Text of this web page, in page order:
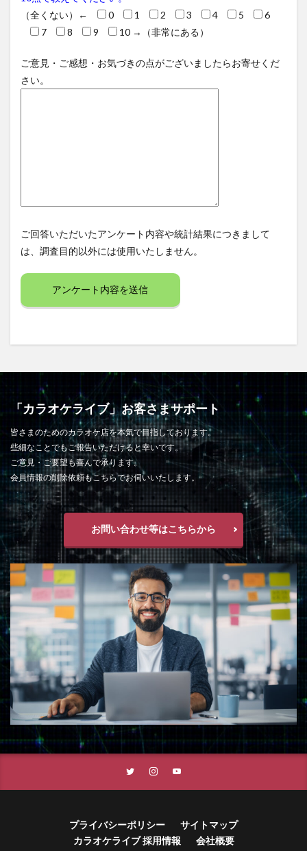
（全くない）←
0 1 2 3 4 5
6
7
8 9 10 →（非常にある）
ご意見・ご感想・お気づきの点がございましたらお寄せくだ
さい。
ご回答いただいたアンケート内容や統計結果につきまして
は、調査目的以外には使用いたしません。
「カラオケライブ」お客さまサポート
皆さまのためのカラオケ店を本気で目指しております。
些細なことでもご報告いただけると幸いです。
ご意見・ご要望も喜んで承ります。
会員情報の削除依頼もこちらでお伺いいたします。
お問い合わせ等はこちらから
プライバシーポリシー
サイトマップ
カラオケライブ 採用情報
会社概要